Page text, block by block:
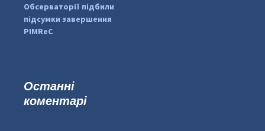
Обсерваторії підбили
підсумки завершення
PIMReC
Останні
коментарі